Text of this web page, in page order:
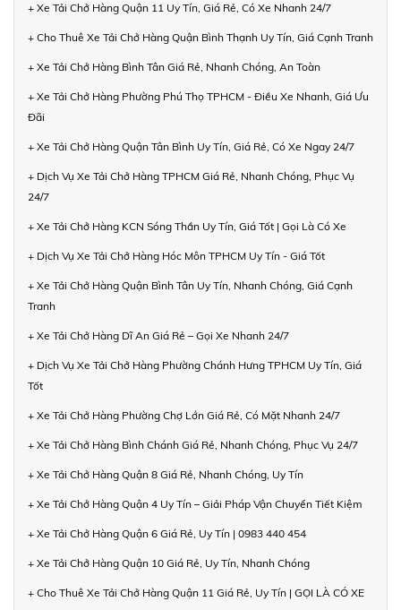
+ Xe Tải Chở Hàng Quận 11 Uy Tín, Giá Rẻ, Có Xe Nhanh 24/7
+ Cho Thuê Xe Tải Chở Hàng Quận Bình Thạnh Uy Tín, Giá Cạnh Tranh
+ Xe Tải Chở Hàng Bình Tân Giá Rẻ, Nhanh Chóng, An Toàn
+ Xe Tải Chở Hàng Phường Phú Thọ TPHCM - Điều Xe Nhanh, Giá Ưu
Đãi
+ Xe Tải Chở Hàng Quận Tân Bình Uy Tín, Giá Rẻ, Có Xe Ngay 24/7
+ Dịch Vụ Xe Tải Chở Hàng TPHCM Giá Rẻ, Nhanh Chóng, Phục Vụ
24/7
+ Xe Tải Chở Hàng KCN Sóng Thần Uy Tín, Giá Tốt | Gọi Là Có Xe
+ Dịch Vụ Xe Tải Chở Hàng Hóc Môn TPHCM Uy Tín - Giá Tốt
+ Xe Tải Chở Hàng Quận Bình Tân Uy Tín, Nhanh Chóng, Giá Cạnh
Tranh
+ Xe Tải Chở Hàng Dĩ An Giá Rẻ – Gọi Xe Nhanh 24/7
+ Dịch Vụ Xe Tải Chở Hàng Phường Chánh Hưng TPHCM Uy Tín, Giá
Tốt
+ Xe Tải Chở Hàng Phường Chợ Lớn Giá Rẻ, Có Mặt Nhanh 24/7
+ Xe Tải Chở Hàng Bình Chánh Giá Rẻ, Nhanh Chóng, Phục Vụ 24/7
+ Xe Tải Chở Hàng Quận 8 Giá Rẻ, Nhanh Chóng, Uy Tín
+ Xe Tải Chở Hàng Quận 4 Uy Tín – Giải Pháp Vận Chuyển Tiết Kiệm
+ Xe Tải Chở Hàng Quận 6 Giá Rẻ, Uy Tín | 0983 440 454
+ Xe Tải Chở Hàng Quận 10 Giá Rẻ, Uy Tín, Nhanh Chóng
+ Cho Thuê Xe Tải Chở Hàng Quận 11 Giá Rẻ, Uy Tín | GỌI LÀ CÓ XE